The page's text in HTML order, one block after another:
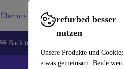
refurbed besser
nutzen
Unsere Produkte und
etwas gemeinsam: Beide
Über uns Verkaufen Hilfe
🎒 Back to school
💰